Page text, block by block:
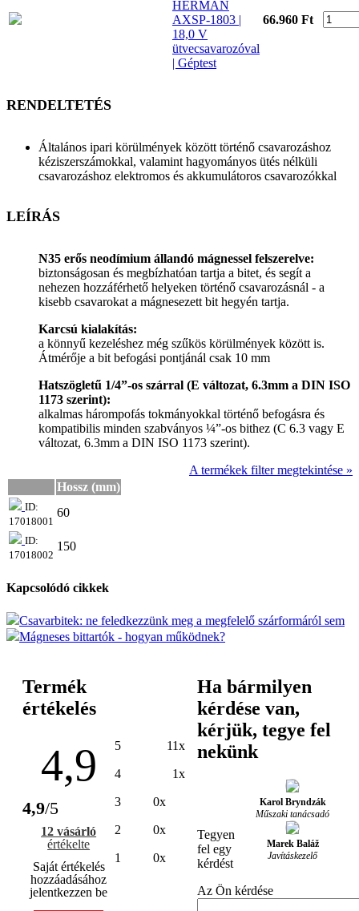
HERMAN
AXSP-1803 |
18,0 V
ütvecsavarozóval
| Géptest
66.960 Ft
RENDELTETÉS
Általános ipari körülmények között történő csavarozáshoz
kéziszerszámokkal, valamint hagyományos ütés nélküli
csavarozáshoz elektromos és akkumulátoros csavarozókkal
LEÍRÁS
N35 erős neodímium állandó mágnessel felszerelve:
biztonságosan és megbízhatóan tartja a bitet, és segít a
nehezen hozzáférhető helyeken történő csavarozásnál - a
kisebb csavarokat a mágnesezett bit hegyén tartja.
Karcsú kialakítás:
a könnyű kezeléshez még szűkös körülmények között is.
Átmérője a bit befogási pontjánál csak 10 mm
Hatszögletű 1/4”-os szárral (E változat, 6.3mm a DIN ISO
1173 szerint):
alkalmas hárompofás tokmányokkal történő befogásra és
kompatibilis minden szabványos ¼”-os bithez (C 6.3 vagy E
változat, 6.3mm a DIN ISO 1173 szerint).
A termékek filter megtekintése »
Hossz (mm)
ID:
17018001
60
ID:
17018002
150
Kapcsolódó cikkek
Csavarbitek: ne feledkezzünk meg a megfelelő szárformáról sem
Mágneses bittartók - hogyan működnek?
Termék
értékelés
4,9
4,9/5
12 vásárló
értékelte
Saját értékelés
hozzáadásához
jelentkezzen be
5 11x
4 1x
3 0x
2 0x
1 0x
Ha bármilyen
kérdése van,
kérjük, tegye fel
nekünk
Karol Bryndzák
Műszaki tanácsadó
Marek Baláž
Javításkezelő
Tegyen
fel egy
kérdést
Az Ön kérdése